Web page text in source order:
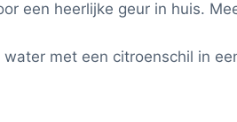
een heerlijke geur in huis.
water met een citroenschil in